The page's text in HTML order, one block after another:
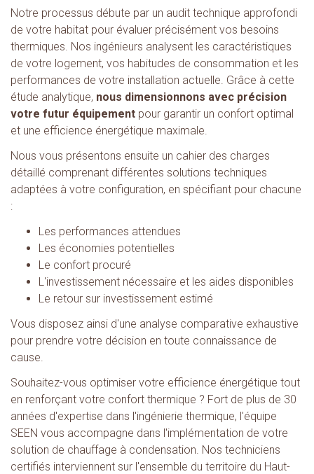
Notre processus débute par un audit technique approfondi
de votre habitat pour évaluer précisément vos besoins
thermiques. Nos ingénieurs analysent les caractéristiques
de votre logement, vos habitudes de consommation et les
performances de votre installation actuelle. Grâce à cette
étude analytique, nous dimensionnons avec précision
votre futur équipement pour garantir un confort optimal
et une efficience énergétique maximale.
Nous vous présentons ensuite un cahier des charges
détaillé comprenant différentes solutions techniques
adaptées à votre configuration, en spécifiant pour chacune
:
Les performances attendues
Les économies potentielles
Le confort procuré
L'investissement nécessaire et les aides disponibles
Le retour sur investissement estimé
Vous disposez ainsi d'une analyse comparative exhaustive
pour prendre votre décision en toute connaissance de
cause.
Souhaitez-vous optimiser votre efficience énergétique tout
en renforçant votre confort thermique ? Fort de plus de 30
années d'expertise dans l'ingénierie thermique, l'équipe
SEEN vous accompagne dans l'implémentation de votre
solution de chauffage à condensation. Nos techniciens
certifiés interviennent sur l'ensemble du territoire du Haut-